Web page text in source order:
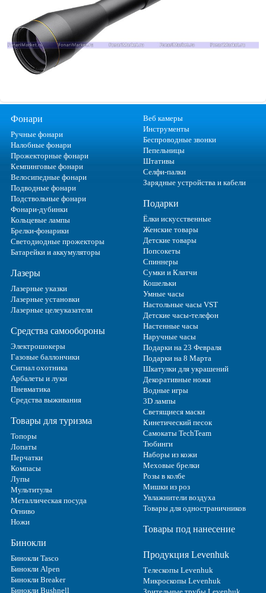
Фонари
Ручные фонари
Налобные фонари
Прожекторные фонари
Кемпинговые фонари
Велосипедные фонари
Подводные фонари
Подствольные фонари
Фонари-дубинки
Кольцевые лампы
Брелки-фонарики
Светодиодные прожекторы
Батарейки и аккумуляторы
Лазеры
Лазерные указки
Лазерные установки
Лазерные целеуказатели
Средства самообороны
Электрошокеры
Газовые баллончики
Сигнал охотника
Арбалеты и луки
Пневматика
Средства выживания
Товары для туризма
Топоры
Лопаты
Перчатки
Компасы
Лупы
Мультитулы
Металлическая посуда
Огниво
Ножи
Бинокли
Бинокли Tasco
Бинокли Alpen
Бинокли Breaker
Бинокли Bushnell
Веб камеры
Инструменты
Беспроводные звонки
Пепельницы
Штативы
Селфи-палки
Зарядные устройства и кабели
Подарки
Ёлки искусственные
Женские товары
Детские товары
Попсокеты
Спиннеры
Сумки и Клатчи
Кошельки
Умные часы
Настольные часы VST
Детские часы-телефон
Настенные часы
Наручные часы
Подарки на 23 Февраля
Подарки на 8 Марта
Шкатулки для украшений
Декоративные ножи
Водные игры
3D лампы
Светящиеся маски
Кинетический песок
Самокаты TechTeam
Тюбинги
Наборы из кожи
Меховые брелки
Розы в колбе
Мишки из роз
Увлажнители воздуха
Товары для одностраничников
Товары под нанесение
Продукция Levenhuk
Телескопы Levenhuk
Микроскопы Levenhuk